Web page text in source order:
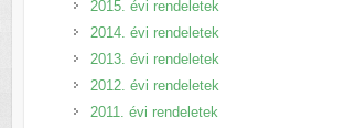
2015. évi rendeletek
2014. évi rendeletek
2013. évi rendeletek
2012. évi rendeletek
2011. évi rendeletek